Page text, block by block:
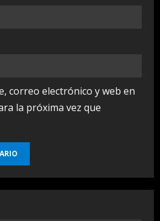
correo electrónico y web en
la próxima vez que